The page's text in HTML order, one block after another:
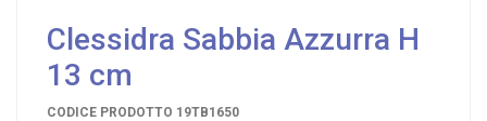
Clessidra Sabbia Azzurra H
13 cm
CODICE PRODOTTO 19TB1650